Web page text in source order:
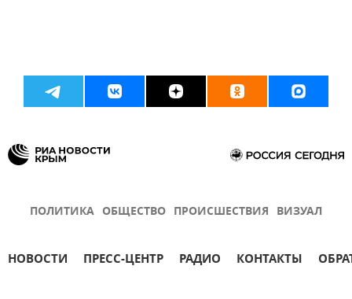
ПОЛИТИКА ОБЩЕСТВО ПРОИСШЕСТВИЯ ВИЗУАЛ
НОВОСТИ ПРЕСС-ЦЕНТР РАДИО КОНТАКТЫ